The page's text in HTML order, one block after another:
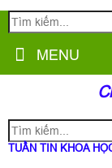
MENU
TUẦN TIN KHOA